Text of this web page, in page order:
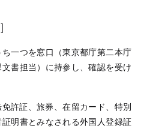
一つを窓口（東京都庁第二本庁
書担当）に持参し、確認を受け
許証、旅券、在留カード、特別
明書とみなされる外国人登録証